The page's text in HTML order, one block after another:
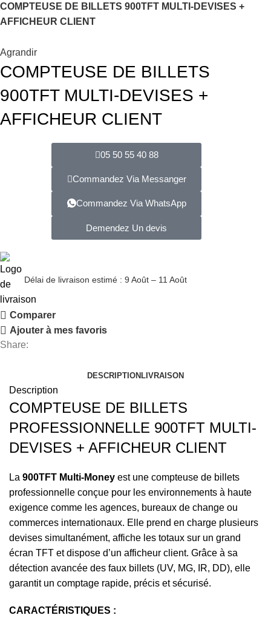
COMPTEUSE DE BILLETS 900TFT MULTI-DEVISES +
AFFICHEUR CLIENT
Agrandir
COMPTEUSE DE BILLETS
900TFT MULTI-DEVISES +
AFFICHEUR CLIENT
05 50 55 40 88
Commandez Via Messanger
Commandez Via WhatsApp
Demendez Un devis
Délai de livraison estimé : 9 Août – 11 Août
Comparer
Ajouter à mes favoris
Share:
DESCRIPTION LIVRAISON
Description
COMPTEUSE DE BILLETS
PROFESSIONNELLE 900TFT MULTI-
DEVISES + AFFICHEUR CLIENT
La 900TFT Multi-Money est une compteuse de billets
professionnelle conçue pour les environnements à haute
exigence comme les agences, bureaux de change ou
commerces internationaux. Elle prend en charge plusieurs
devises simultanément, affiche les totaux sur un grand
écran TFT et dispose d’un afficheur client. Grâce à sa
détection avancée des faux billets (UV, MG, IR, DD), elle
garantit un comptage rapide, précis et sécurisé.
CARACTÉRISTIQUES :